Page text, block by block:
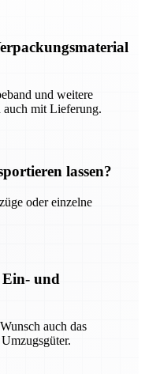
und weitere
mit Lieferung.
lassen?
oder einzelne
und
auch das